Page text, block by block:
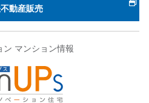
動産販売
ン マンション情報